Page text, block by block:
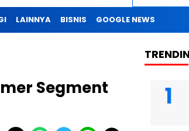
LAINNYA BISNIS GOOGLE NEWS
Segment